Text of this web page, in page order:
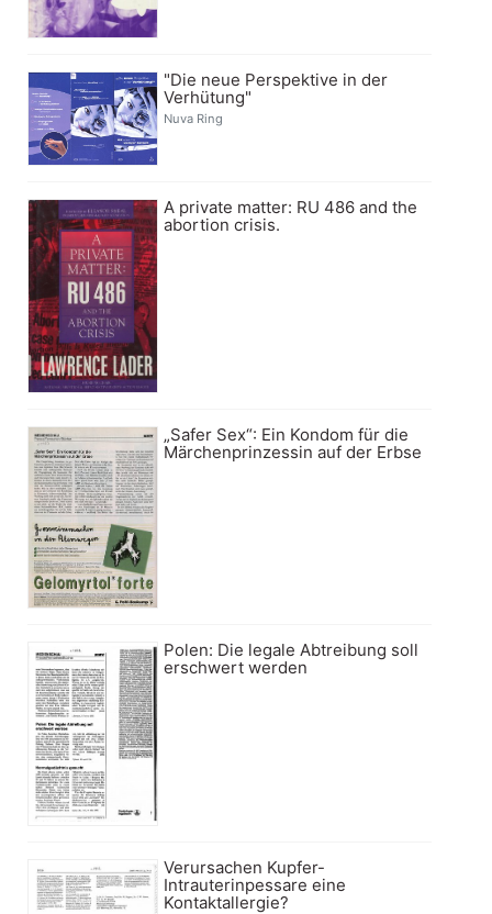
"Die neue Perspektive in der
Verhütung"
Nuva Ring
A private matter: RU 486 and the
abortion crisis.
„Safer Sex“: Ein Kondom für die
Märchenprinzessin auf der Erbse
Polen: Die legale Abtreibung soll
erschwert werden
Verursachen Kupfer-
Intrauterinpessare eine
Kontaktallergie?